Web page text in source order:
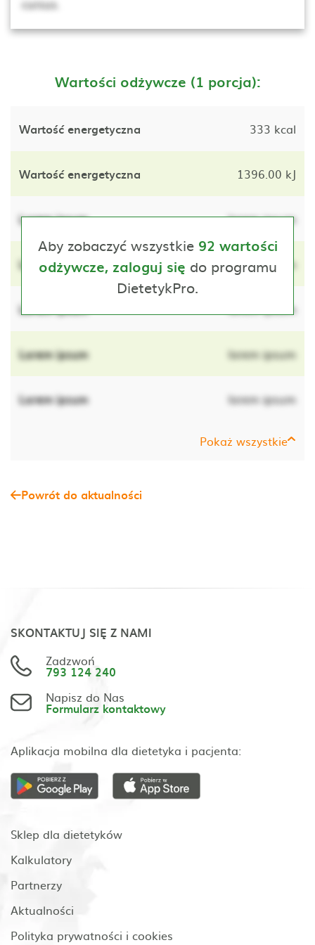
cursus.
Wartości odżywcze (1 porcja):
Wartość energetyczna 333 kcal
Wartość energetyczna 1396.00 kJ
Lorem ipsum lorem ipsum
Lorem ipsum lorem ipsum
Lorem ipsum lorem ipsum
Lorem ipsum lorem ipsum
Lorem ipsum lorem ipsum
Pokaż wszystkie
Aby zobaczyć wszystkie 92 wartości
odżywcze, zaloguj się do programu
DietetykPro.
Powrót do aktualności
SKONTAKTUJ SIĘ Z NAMI
Zadzwoń
793 124 240
Napisz do Nas
Formularz kontaktowy
Aplikacja mobilna dla dietetyka i pacjenta:
Sklep dla dietetyków
Kalkulatory
Partnerzy
Aktualności
Polityka prywatności i cookies